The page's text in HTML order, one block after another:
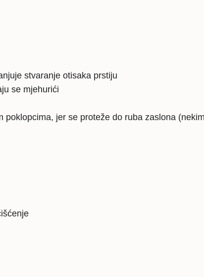
stvaranje otisaka prstiju
se mjehurići
poklopcima, jer se proteže do ruba zaslona